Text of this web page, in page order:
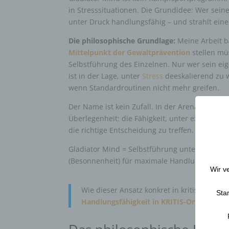
in Stresssituationen. Die Grundidee: Wer
unter Druck handlungsfähig – und strahlt
Die philosophische Grundlage: Meine Arbeit
Mittelpunkt der Gewaltprävention stellen
Selbstführung des Einzelnen. Nur wer sein
ist in der Lage, unter Stress deeskalierend zu
wenn Standardroutinen nicht mehr greifen.
Der Name ist kein Zufall. In der Arena
Überlegenheit: die Fähigkeit, unter extremem
die richtige Entscheidung zu treffen. Diese
Gladiator Mind = Selbstführung unter Druck.
(Besonnenheit) für maximale
Wie dieser Ansatz konkret in kritischen
Handlungsfähigkeit in KRITIS-
Wir